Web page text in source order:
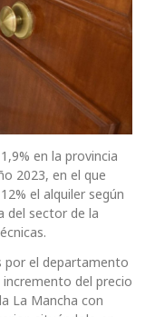
en la provincia
2023, en el que
el alquiler según
del sector de la
por el departamento
del precio
La Mancha con